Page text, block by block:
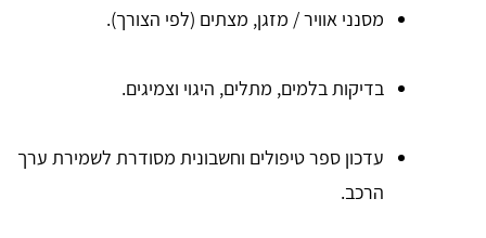
מסנני אוויר / מזגן, מצתים (לפי הצורך).
בדיקות בלמים, מתלים, היגוי וצמיגים.
עדכון ספר טיפולים וחשבונית מסודרת לשמירת ערך
הרכב.